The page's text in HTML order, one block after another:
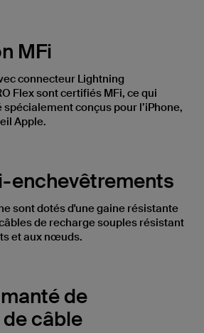
MFi
connecteur Lightning
Flex sont certifiés MFi, ce qui
spécialement conçus pour l’iPhone,
Apple.
enchevêtrements
sont dotés d'une gaine résistante
de recharge souples résistant
et aux nœuds.
de
câble